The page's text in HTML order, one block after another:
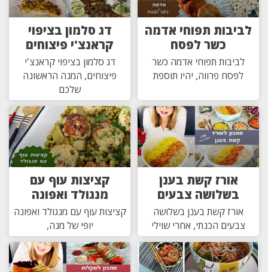
לביבות תפוחי אדמה
כשר לפסח
לביבות תפוחי אדמה כשר
לפסח פרווה, יהיו תוספת
דג סלמון בציפוי
קראנצ'י פיצוחים
דג סלמון בציפוי קראנצ'י
פיצוחים, המנה הראשונה
שלכם
אורז קשת בענן
בשלושה צבעים
אורז קשת בענן בשלושה
צבעים הכנתי, אחרי שוילי
קציצות עוף עם
מנגולד ואפונה
קציצות עוף עם מנגולד ואפונה
יופי של מנה,